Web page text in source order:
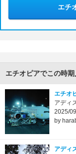
エチ
エチオピアでこの時
エチオ
アディ
2025/
by
アディ